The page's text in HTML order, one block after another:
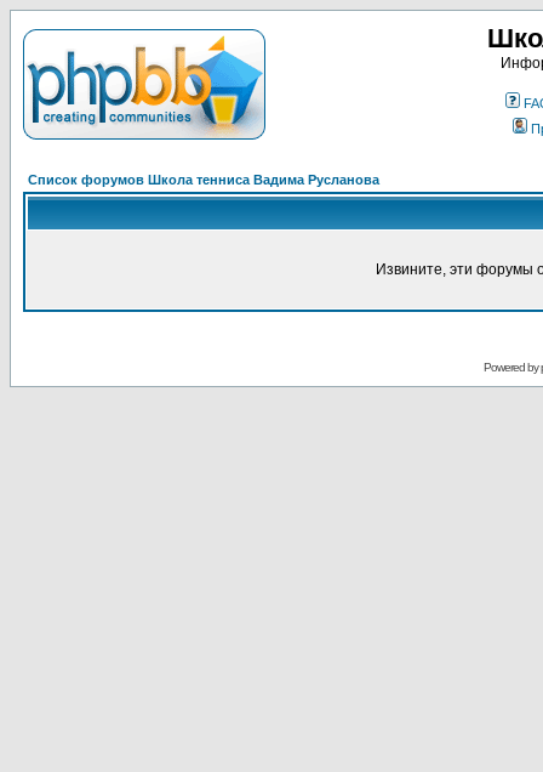
Список форумов Школа тенниса Вадима Русланова
Извините, эти форумы
Powered by